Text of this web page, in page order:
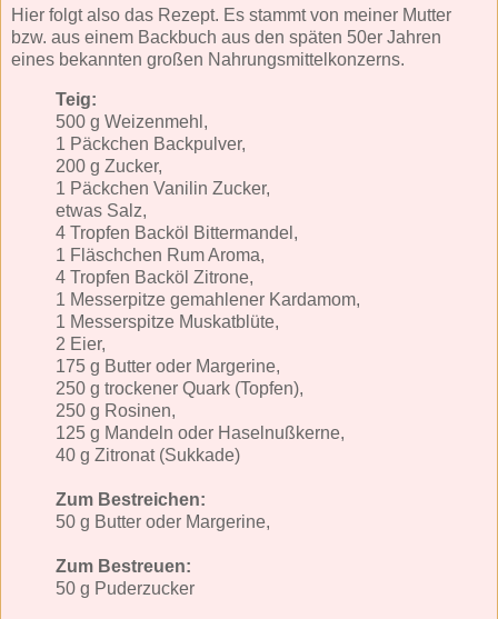
Hier folgt also das Rezept. Es stammt von meiner Mutter
bzw. aus einem Backbuch aus den späten 50er Jahren
eines bekannten großen Nahrungsmittelkonzerns.
Teig:
500 g Weizenmehl,
1 Päckchen Backpulver,
200 g Zucker,
1 Päckchen Vanilin Zucker,
etwas Salz,
4 Tropfen Backöl Bittermandel,
1 Fläschchen Rum Aroma,
4 Tropfen Backöl Zitrone,
1 Messerpitze gemahlener Kardamom,
1 Messerspitze Muskatblüte,
2 Eier,
175 g Butter oder Margerine,
250 g trockener Quark (Topfen),
250 g Rosinen,
125 g Mandeln oder Haselnußkerne,
40 g Zitronat (Sukkade)
Zum Bestreichen:
50 g Butter oder Margerine,
Zum Bestreuen:
50 g Puderzucker